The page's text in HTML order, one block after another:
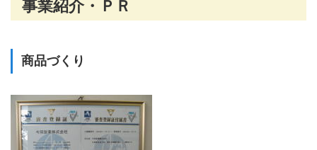
事業紹介・ＰＲ
商品づくり